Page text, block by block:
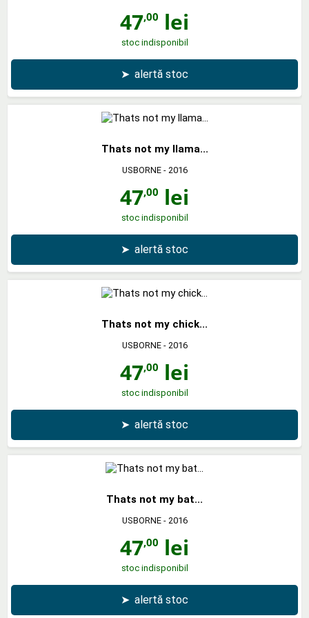
47,00 lei
stoc indisponibil
➤ alertă stoc
Thats not my llama...
USBORNE- 2016
47,00 lei
stoc indisponibil
➤ alertă stoc
Thats not my chick...
USBORNE- 2016
47,00 lei
stoc indisponibil
➤ alertă stoc
Thats not my bat...
USBORNE- 2016
47,00 lei
stoc indisponibil
➤ alertă stoc